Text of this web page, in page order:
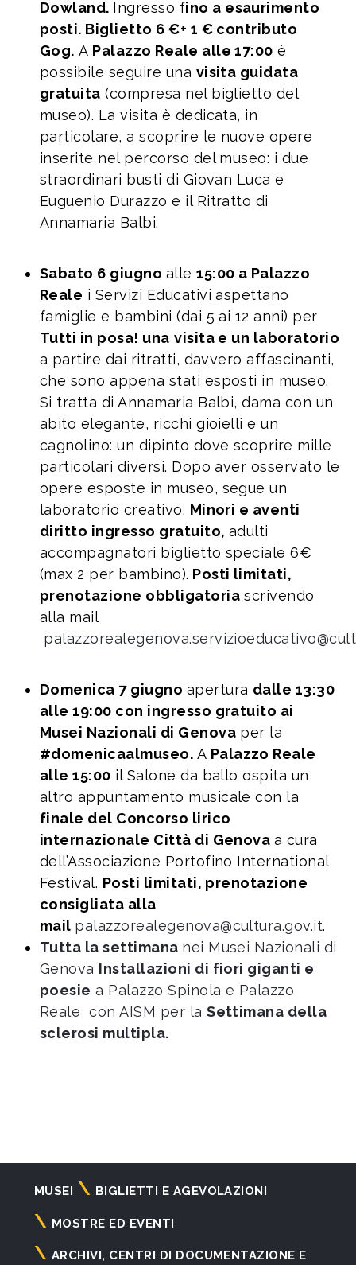
Dowland. Ingresso fino a esaurimento
posti. Biglietto 6 €+ 1 € contributo
Gog. A Palazzo Reale alle 17:00 è
possibile seguire una visita guidata
gratuita (compresa nel biglietto del
museo). La visita è dedicata, in
particolare, a scoprire le nuove opere
inserite nel percorso del museo: i due
straordinari busti di Giovan Luca e
Euguenio Durazzo e il Ritratto di
Annamaria Balbi.
Sabato 6 giugno alle15:00 a Palazzo
Reale i Servizi Educativi aspettano
famiglie e bambini (dai 5 ai 12 anni) per
Tutti in posa! una visita e un laboratorio
a partire dai ritratti, davvero affascinanti,
che sono appena stati esposti in museo.
Si tratta di Annamaria Balbi, dama con un
abito elegante, ricchi gioielli e un
cagnolino: un dipinto dove scoprire mille
particolari diversi. Dopo aver osservato le
opere esposte in museo, segue un
laboratorio creativo. Minori e aventi
diritto ingresso gratuito, adulti
accompagnatori biglietto speciale 6€
(max 2 per bambino). Posti limitati,
prenotazione obbligatoria scrivendo
alla mail
Domenica 7 giugno apertura dalle 13:30
alle 19:00 con ingresso gratuito ai
Musei Nazionali di Genova per la
#domenicaalmuseo. A Palazzo Reale
alle 15:00 il Salone da ballo ospita un
altro appuntamento musicale con la
finale del Concorso lirico
internazionale Città di Genova a cura
dell’Associazione Portofino International
Festival. Posti limitati, prenotazione
consigliata alla
mail palazzorealegenova@cultura.gov.it.
Tutta la settimana nei Musei Nazionali di
Genova Installazioni di fiori giganti e
poesie a Palazzo Spinola e Palazzo
Reale con AISM per laSettimana della
sclerosi multipla.
Navigazione
principale
MUSEI BIGLIETTI E AGEVOLAZIONI
MOSTRE ED EVENTI
ARCHIVI, CENTRI DI DOCUMENTAZIONE E